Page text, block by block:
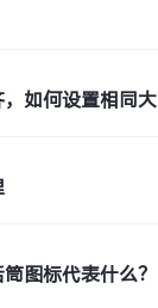
如何设置相同大
图标代表什么？